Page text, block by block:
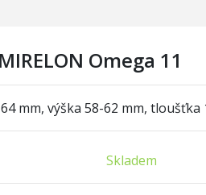
Omega 11
mm, výška 58-62 mm, tloušťka
Skladem